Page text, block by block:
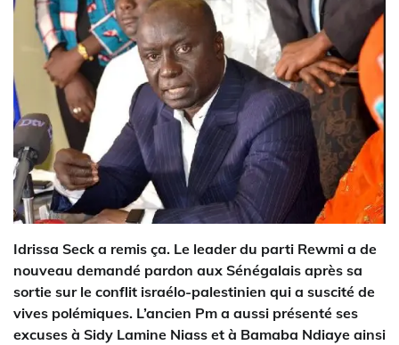
Idrissa Seck a remis ça. Le leader du parti Rewmi a de
nouveau demandé pardon aux Sénégalais après sa
sortie sur le conflit israélo-palestinien qui a suscité de
vives polémiques. L’ancien Pm a aussi présenté ses
excuses à Sidy Lamine Niass et à Bamaba Ndiaye ainsi